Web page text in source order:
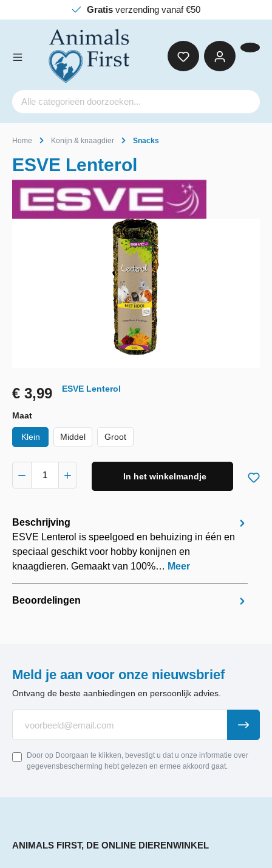
Gratisverzending vanaf €50
Home Konijn & knaagdier Snacks
ESVE Lenterol
€ 3,99 ESVE Lenterol
Maat
Klein Middel Groot
In het winkelmandje
Beschrijving
ESVE Lenterol is speelgoed en behuizing in één en
speciaal geschikt voor hobby konijnen en
knaagdieren. Gemaakt van 100%… Meer
Beoordelingen
Meld je aan voor onze nieuwsbrief
Ontvang de beste aanbiedingen en persoonlijk advies.
Door op Doorgaan te klikken, bevestigt u dat u onze informatie over
gegevensbescherming hebt gelezen en ermee akkoord gaat.
ANIMALS FIRST, DE ONLINE DIERENWINKEL